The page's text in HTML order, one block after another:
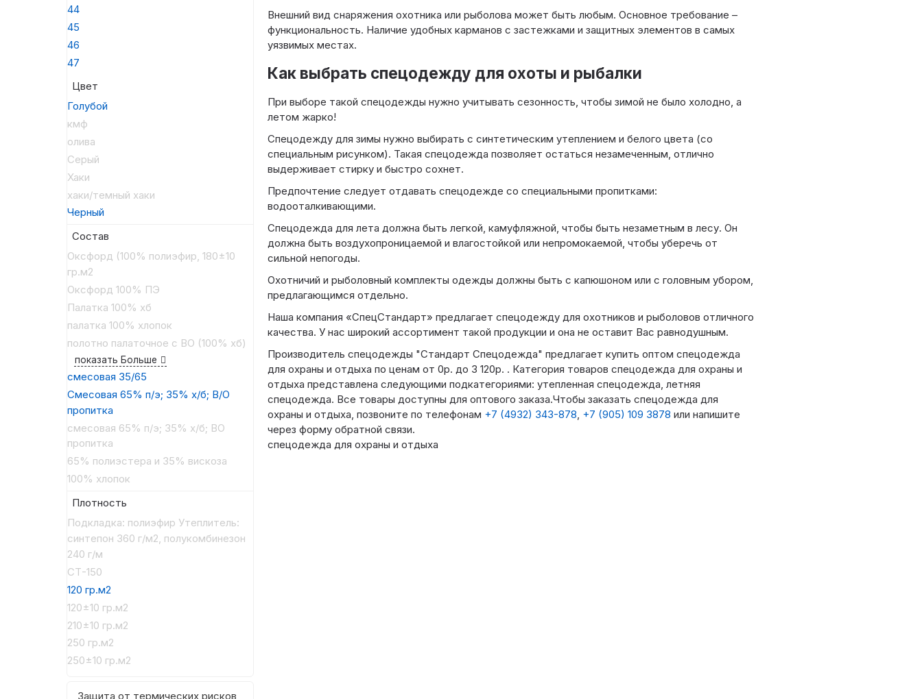
44
45
46
47
Цвет
Голубой
кмф
олива
Серый
Хаки
хаки/темный хаки
Черный
Состав
Оксфорд (100% полиэфир, 180±10
гр.м2
Оксфорд 100% ПЭ
Палатка 100% хб
палатка 100% хлопок
полотно палаточное с ВО (100% хб)
показать Больше
смесовая 35/65
Смесовая 65% п/э; 35% х/б; В/О
пропитка
смесовая 65% п/э; 35% х/б; ВО
пропитка
65% полиэстера и 35% вискоза
100% хлопок
Плотность
Подкладка: полиэфир Утеплитель:
синтепон 360 г/м2, полукомбинезон
240 г/м
СТ-150
120 гр.м2
120±10 гр.м2
210±10 гр.м2
250 гр.м2
250±10 гр.м2
Защита от термических рисков
Внешний вид снаряжения охотника или рыболова может быть любым. Основное требование –
функциональность. Наличие удобных карманов с застежками и защитных элементов в самых
уязвимых местах.
Как выбрать спецодежду для охоты и рыбалки
При выборе такой спецодежды нужно учитывать сезонность, чтобы зимой не было холодно, а
летом жарко!
Спецодежду для зимы нужно выбирать с синтетическим утеплением и белого цвета (со
специальным рисунком). Такая спецодежда позволяет остаться незамеченным, отлично
выдерживает стирку и быстро сохнет.
Предпочтение следует отдавать спецодежде со специальными пропитками:
водооталкивающими.
Спецодежда для лета должна быть легкой, камуфляжной, чтобы быть незаметным в лесу. Он
должна быть воздухопроницаемой и влагостойкой или непромокаемой, чтобы уберечь от
сильной непогоды.
Охотничий и рыболовный комплекты одежды должны быть с капюшоном или с головным убором,
предлагающимся отдельно.
Наша компания «СпецСтандарт» предлагает спецодежду для охотников и рыболовов отличного
качества. У нас широкий ассортимент такой продукции и она не оставит Вас равнодушным.
Производитель спецодежды "Стандарт Спецодежда" предлагает купить оптом спецодежда
для охраны и отдыха по ценам от 0р. до 3 120р. . Категория товаров спецодежда для охраны и
отдыха представлена следующими подкатегориями: утепленная спецодежда, летняя
спецодежда. Все товары доступны для оптового заказа.Чтобы заказать спецодежда для
охраны и отдыха, позвоните по телефонам +7 (4932) 343-878, +7 (905) 109 3878 или напишите
через форму обратной связи.
спецодежда для охраны и отдыха